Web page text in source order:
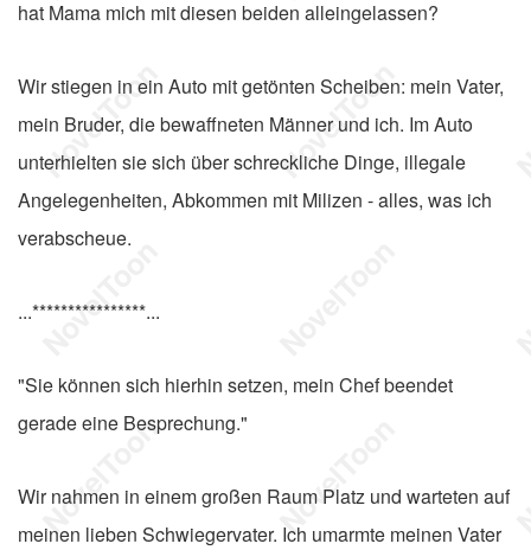
hat Mama mich mit diesen beiden alleingelassen?
Wir stiegen in ein Auto mit getönten Scheiben: mein Vater,
mein Bruder, die bewaffneten Männer und ich. Im Auto
unterhielten sie sich über schreckliche Dinge, illegale
Angelegenheiten, Abkommen mit Milizen - alles, was ich
verabscheue.
...****************...
"Sie können sich hierhin setzen, mein Chef beendet
gerade eine Besprechung."
Wir nahmen in einem großen Raum Platz und warteten auf
meinen lieben Schwiegervater. Ich umarmte meinen Vater